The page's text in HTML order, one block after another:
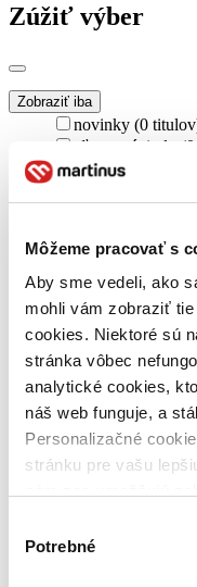
Môžeme pracovať s
Aby sme vedeli, ako
mohli vám zobraziť
cookies. Niektoré sú
stránka vôbec
analytické cookies,
náš web funguje, a
Personalizačné
stránku pre vašu
nám pomohlo, keby
súhlasu
Potrebné
Zúžiť výber
Zobraziť iba
novinky (0
zľavnené tituly
Dostupnosť
na centrálnom
pripravujeme (0
dostupná (bez
vypredaných)
Nové / čítané
nová (0 titulov)
čítaná (0 titulov)
čítaná - výborný
čítaná - mierne
opotrebovaná
čítané verzie